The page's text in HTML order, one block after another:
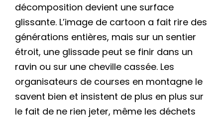
décomposition devient une surface
glissante. L’image de cartoon a fait rire des
générations entières, mais sur un sentier
étroit, une glissade peut se finir dans un
ravin ou sur une cheville cassée. Les
organisateurs de courses en montagne le
savent bien et insistent de plus en plus sur
le fait de ne rien jeter, même les déchets